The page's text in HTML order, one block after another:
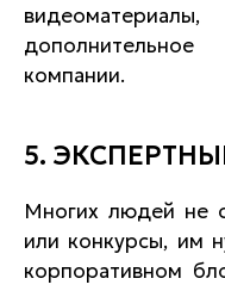
компании.
5.
Многих людей не
или конкурсы, им
корпоративном